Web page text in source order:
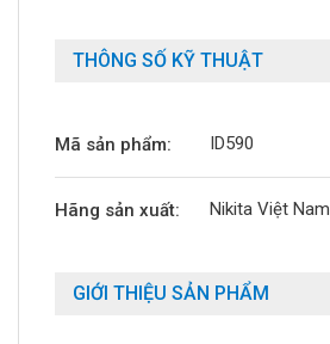
THÔNG SỐ KỸ THUẬT
Mã sản phẩm: ID590
Hãng sản xuất: Nikita Việt Nam
GIỚI THIỆU SẢN PHẨM